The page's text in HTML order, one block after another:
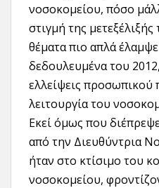
νοσοκομείου, πόσο
στιγμή της
θέματα πιο απλά
δεδουλευμένα του
ελλείψεις προσωπικού
λειτουργία του
Εκεί όμως που
από την Διευθύντρια
ήταν στο κτίσιμο του
νοσοκομείου,